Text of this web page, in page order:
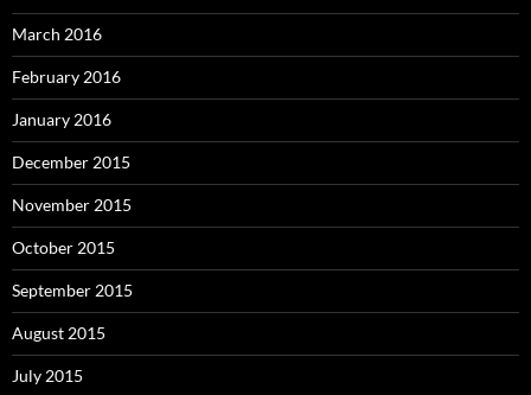
March 2016
February 2016
January 2016
December 2015
November 2015
October 2015
September 2015
August 2015
July 2015